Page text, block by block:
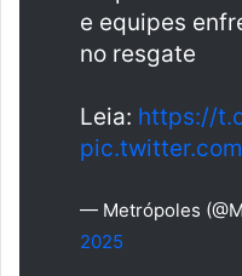
e equipes
no resgate
Leia: https://
— Metrópoles
2025